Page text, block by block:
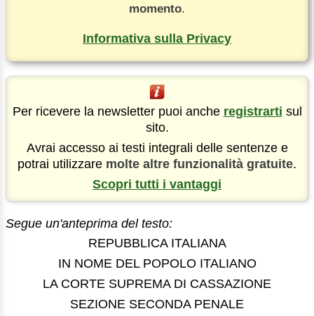
momento.
Informativa sulla Privacy
Per ricevere la newsletter puoi anche registrarti sul
sito.
Avrai accesso ai testi integrali delle sentenze e
potrai utilizzare molte altre funzionalità gratuite.
Scopri tutti i vantaggi
Segue un'anteprima del testo:
REPUBBLICA ITALIANA
IN NOME DEL POPOLO ITALIANO
LA CORTE SUPREMA DI CASSAZIONE
SEZIONE SECONDA PENALE